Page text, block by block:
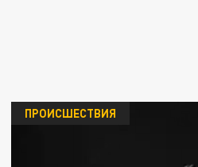
ПРОИСШЕСТВИЯ